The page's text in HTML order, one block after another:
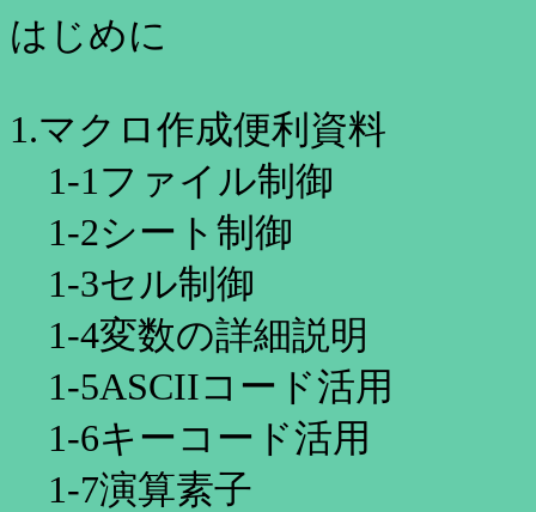
はじめに
1.マクロ作成便利資料
1-1ファイル制御
1-2シート制御
1-3セル制御
1-4変数の詳細説明
1-5ASCIIコード活用
1-6キーコード活用
1-7演算素子